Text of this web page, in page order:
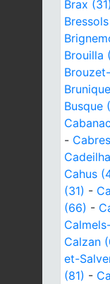
Brax (31)
Brouilla
Busque
-
Cahus
(31) -
(66) -
Calzan
et-
(81) -